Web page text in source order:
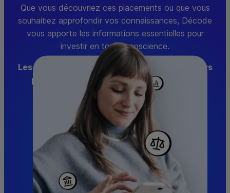
Que vous découvriez ces placements ou que vous
souhaitiez approfondir vos connaissances, Décode
vous apporte les informations essentielles pour
investir en toute conscience.
Les investissements sur les marchés financiers
présentent un risque de perte en capital